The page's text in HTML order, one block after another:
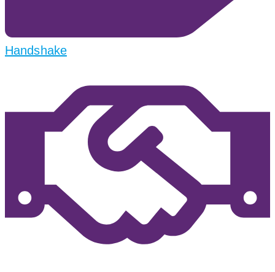
Handshake